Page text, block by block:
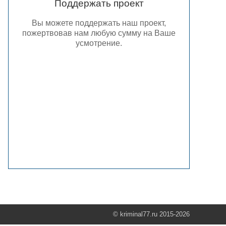
Поддержать проект
Вы можете поддержать наш проект,
пожертвовав нам любую сумму на Ваше
усмотрение.
© kriminal77.ru 2015-2026